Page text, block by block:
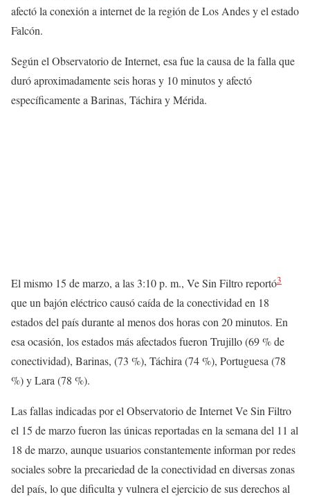
afectó la conexión a internet de la región de Los Andes y el estado
Falcón.
Según el Observatorio de Internet, esa fue la causa de la falla que
duró aproximadamente seis horas y 10 minutos y afectó
específicamente a Barinas, Táchira y Mérida.
El mismo 15 de marzo, a las 3:10 p. m., Ve Sin Filtro reportó3
que un bajón eléctrico causó caída de la conectividad en 18
estados del país durante al menos dos horas con 20 minutos. En
esa ocasión, los estados más afectados fueron Trujillo (69 % de
conectividad), Barinas, (73 %), Táchira (74 %), Portuguesa (78
%) y Lara (78 %).
Las fallas indicadas por el Observatorio de Internet Ve Sin Filtro
el 15 de marzo fueron las únicas reportadas en la semana del 11 al
18 de marzo, aunque usuarios constantemente informan por redes
sociales sobre la precariedad de la conectividad en diversas zonas
del país, lo que dificulta y vulnera el ejercicio de sus derechos al